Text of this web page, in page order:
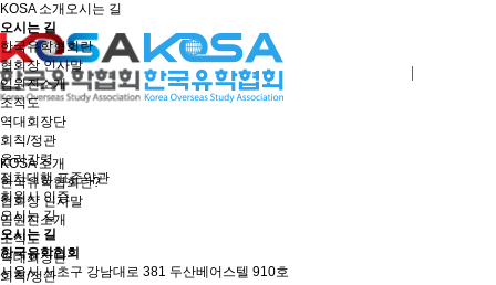
KOSA 소개
한국유학협회란?
협회장 인사말
임원진소개
조직도
역대회장단
회칙/정관
KOSA 소개 오시는 길
오시는 길
한국유학협회란
협회장 인사말
임원진소개
조직도
역대회장단
회칙/정관
윤리강령
절차대행 표준약관
회원사 인증
오시는 길
오시는 길
한국유학협회
서울시 서초구 강남대로 381 두산베어스텔 910호